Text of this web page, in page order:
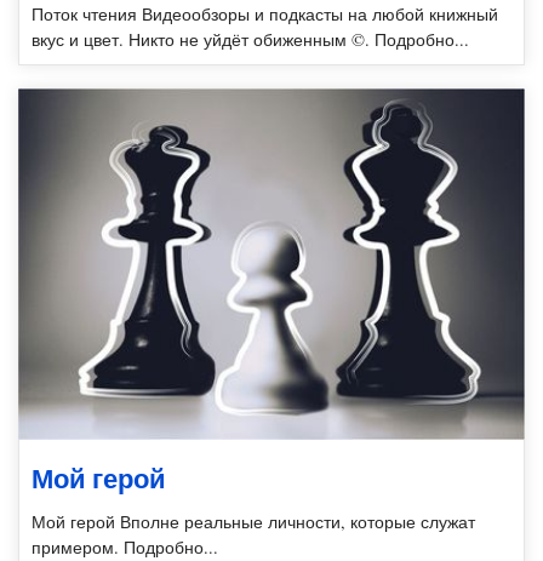
Поток чтения Видеообзоры и подкасты на любой книжный
вкус и цвет. Никто не уйдёт обиженным ©. Подробно...
Мой герой
Мой герой Вполне реальные личности, которые служат
примером. Подробно...